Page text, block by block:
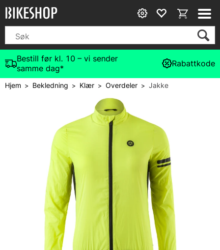
Bestill før kl. 10 – vi sender
samme dag*
Rabattkode
Hjem> Bekledning > Klær>Overdeler>Jakke